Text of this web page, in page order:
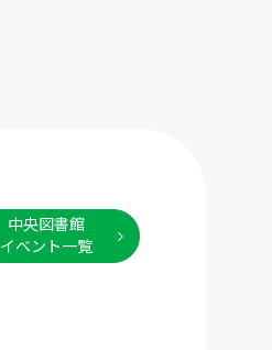
中央図書館
イベント一覧